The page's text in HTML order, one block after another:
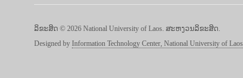
ລິຂະສິດ © 2026 National University of Laos. ສະຫງວນລິຂະສິດ.
Designed by Information Technology Center, National University of Laos